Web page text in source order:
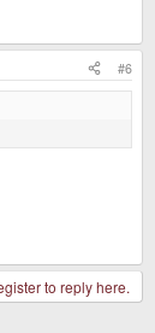
#6
to reply here.